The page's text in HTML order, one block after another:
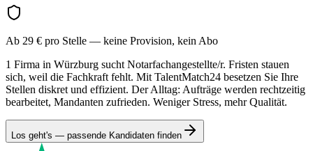
Ab 29 € pro Stelle — keine Provision, kein Abo
1 Firma in Würzburg sucht Notarfachangestellte/r. Fristen stauen
sich, weil die Fachkraft fehlt. Mit TalentMatch24 besetzen Sie Ihre
Stellen diskret und effizient. Der Alltag: Aufträge werden rechtzeitig
bearbeitet, Mandanten zufrieden. Weniger Stress, mehr Qualität.
Los geht's — passende Kandidaten finden